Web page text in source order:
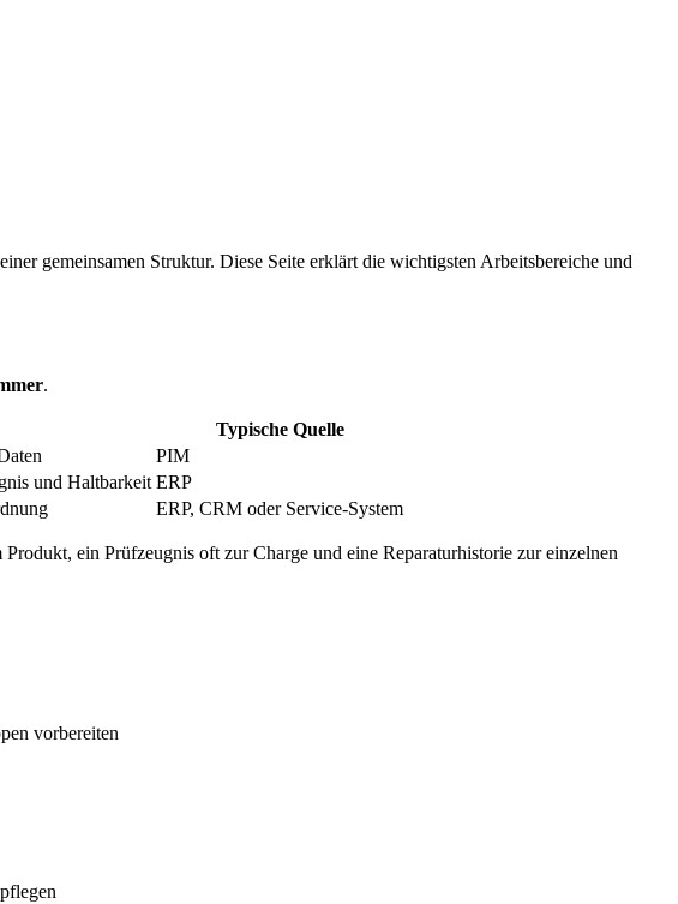
gemeinsamen Struktur. Diese Seite erklärt die wichtigsten Arbeitsbereiche und
.
Typische Quelle
PIM
und Haltbarkeit ERP
ERP, CRM oder Service-System
ein Prüfzeugnis oft zur Charge und eine Reparaturhistorie zur einzelnen
vorbereiten